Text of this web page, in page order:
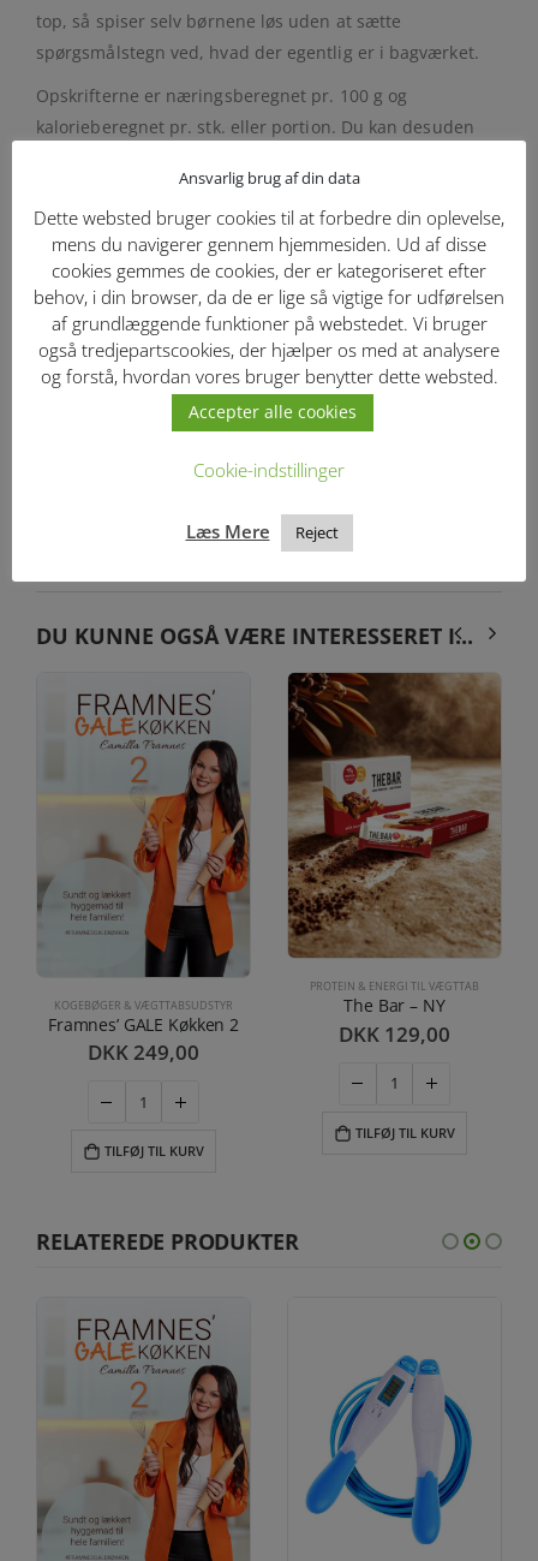
top, så spiser selv børnene løs uden at sætte
spørgsmålstegn ved, hvad der egentlig er i bagværket.
Opskrifterne er næringsberegnet pr. 100 g og
kalorieberegnet pr. stk. eller portion. Du kan desuden
opskriften, så det er nemt at overskue.
Helene arbejder til daglig som ernæringsassistent eller
“madmor”, som børnene i hendes skovbørnehave kalder
hende. Hun deler sin passion for madglæde,
bæredygtighed og madspildsfri bagning med et
voksende fællesskab påInstagram @helene.sprogoee.dk.
Bag med Helene er din invitation til at bage med
hjertet, med omtanke og med et strejf af kreativitet.
å kan du nyde dine favoritter lidt oftere og med
YDERLIGERE INFORMATION
DU KUNNE OGSÅ VÆRE INTERESSERET I...
KOGEBØGER & VÆGTTABSUDSTYR
Framnes’ GALE Køkken 2
DKK 249,00
TILFØJ TIL KURV
PROTEIN & ENERGI TIL VÆGTTAB
The Bar – NY
DKK 129,00
TILFØJ TIL KURV
RELATEREDE PRODUKTER
Ansvarlig brug af din data
Dette websted bruger cookies til at forbedre din oplevelse,
mens du navigerer gennem hjemmesiden. Ud af disse
cookies gemmes de cookies, der er kategoriseret efter
behov, i din browser, da de er lige så vigtige for udførelsen
af grundlæggende funktioner på webstedet. Vi bruger
også tredjepartscookies, der hjælper os med at analysere
og forstå, hvordan vores bruger benytter dette websted.
Accepter alle cookies
Cookie-indstillinger
Læs Mere Reject